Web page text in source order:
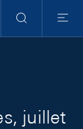
RechercheMenu
juillet